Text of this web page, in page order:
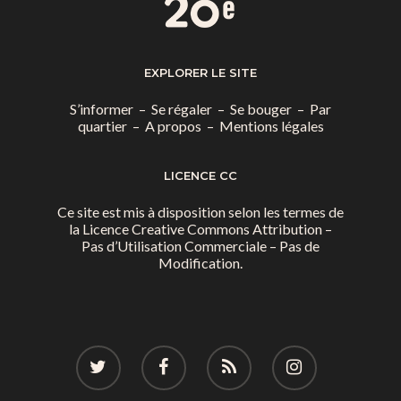
EXPLORER LE SITE
S’informer – Se régaler – Se bouger – Par
quartier– A propos – Mentions légales
LICENCE CC
Ce site est mis à disposition selon les termes de
la Licence Creative Commons Attribution –
Pas d’Utilisation Commerciale – Pas de
Modification.